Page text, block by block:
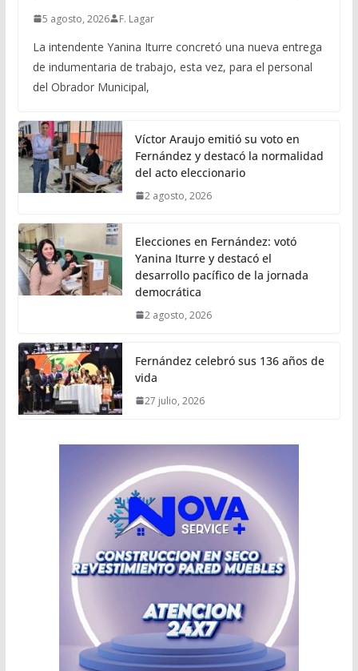
5 agosto, 2026 F. Lagar
La intendente Yanina Iturre concretó una nueva entrega
de indumentaria de trabajo, esta vez, para el personal
del Obrador Municipal,
Víctor Araujo emitió su voto en
Fernández y destacó la normalidad
del acto eleccionario
2 agosto, 2026
Elecciones en Fernández: votó
Yanina Iturre y destacó el
desarrollo pacífico de la jornada
democrática
2 agosto, 2026
Fernández celebró sus 136 años de
vida
27 julio, 2026